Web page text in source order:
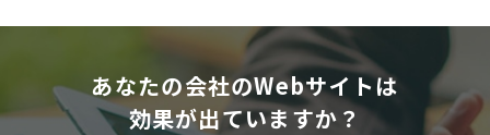
あなたの会社のWebサイトは
効果が出ていますか？